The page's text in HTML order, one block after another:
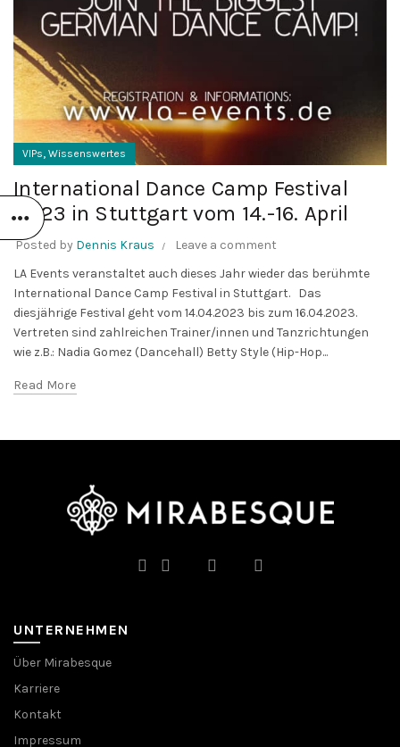
VIPs, Wissenswertes
International Dance Camp Festival
2023 in Stuttgart vom 14.-16. April
Posted by Dennis Kraus
Leave a comment
LA Events veranstaltet auch dieses Jahr wieder das berühmte
International Dance Camp Festival in Stuttgart. Das
diesjährige Festival geht vom 14.04.2023 bis zum 16.04.2023.
Vertreten sind zahlreichen Trainer/innen und Tanzrichtungen
wie z.B.: Nadia Gomez (Dancehall) Betty Style (Hip-Hop...
Read More
UNTERNEHMEN
Über Mirabesque
Karriere
Kontakt
Impressum